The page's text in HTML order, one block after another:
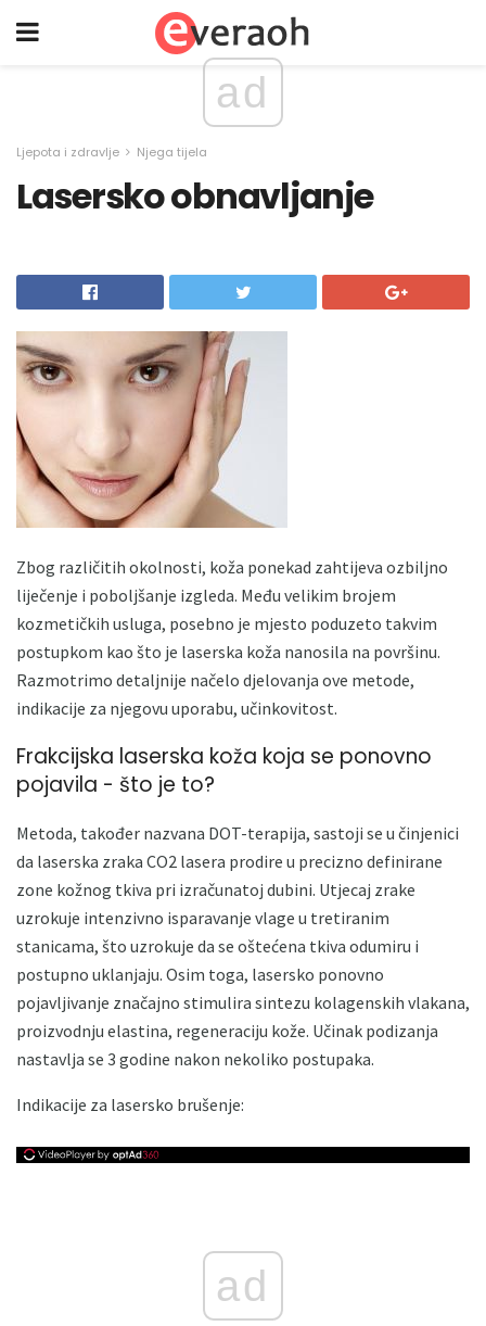
ad
Ljepota i zdravlje Njega tijela
Lasersko obnavljanje
Zbog različitih okolnosti, koža ponekad zahtijeva ozbiljno
liječenje i poboljšanje izgleda. Među velikim brojem
kozmetičkih usluga, posebno je mjesto poduzeto takvim
postupkom kao što je laserska koža nanosila na površinu.
Razmotrimo detaljnije načelo djelovanja ove metode,
indikacije za njegovu uporabu, učinkovitost.
Frakcijska laserska koža koja se ponovno
pojavila - što je to?
Metoda, također nazvana DOT-terapija, sastoji se u činjenici
da laserska zraka CO2 lasera prodire u precizno definirane
zone kožnog tkiva pri izračunatoj dubini. Utjecaj zrake
uzrokuje intenzivno isparavanje vlage u tretiranim
stanicama, što uzrokuje da se oštećena tkiva odumiru i
postupno uklanjaju. Osim toga, lasersko ponovno
pojavljivanje značajno stimulira sintezu kolagenskih vlakana,
proizvodnju elastina, regeneraciju kože. Učinak podizanja
nastavlja se 3 godine nakon nekoliko postupaka.
Indikacije za lasersko brušenje:
ad